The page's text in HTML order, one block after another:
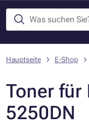
Hauptseite E-Shop
Toner für
5250DN